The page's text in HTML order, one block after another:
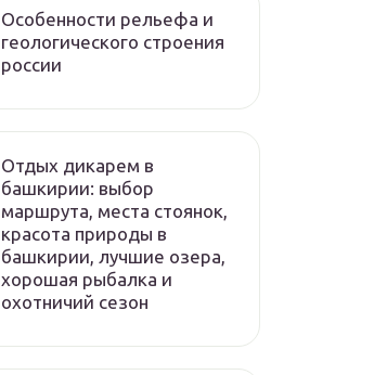
Особенности рельефа и
геологического строения
россии
Отдых дикарем в
башкирии: выбор
маршрута, места стоянок,
красота природы в
башкирии, лучшие озера,
хорошая рыбалка и
охотничий сезон